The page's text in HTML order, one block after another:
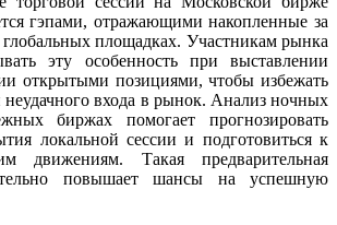
гэпами, отражающими накопленные за
площадках. Участникам рынка
эту особенность при выставлении
открытыми позициями, чтобы избежать
неудачного входа в рынок. Анализ ночных
биржах помогает прогнозировать
локальной сессии и подготовиться к
движениям. Такая предварительная
повышает шансы на успешную